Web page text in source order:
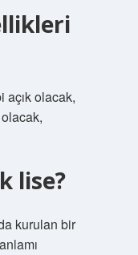
açık olacak,
olacak,
lise?
kurulan bir